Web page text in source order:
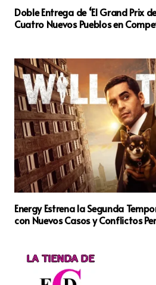
Doble Entrega de ‘El Grand Prix
Cuatro Nuevos Pueblos en
Energy Estrena la Segunda
con Nuevos Casos y Conflictos